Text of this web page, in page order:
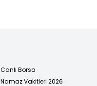
Canlı Borsa
Namaz Vakitleri 2026